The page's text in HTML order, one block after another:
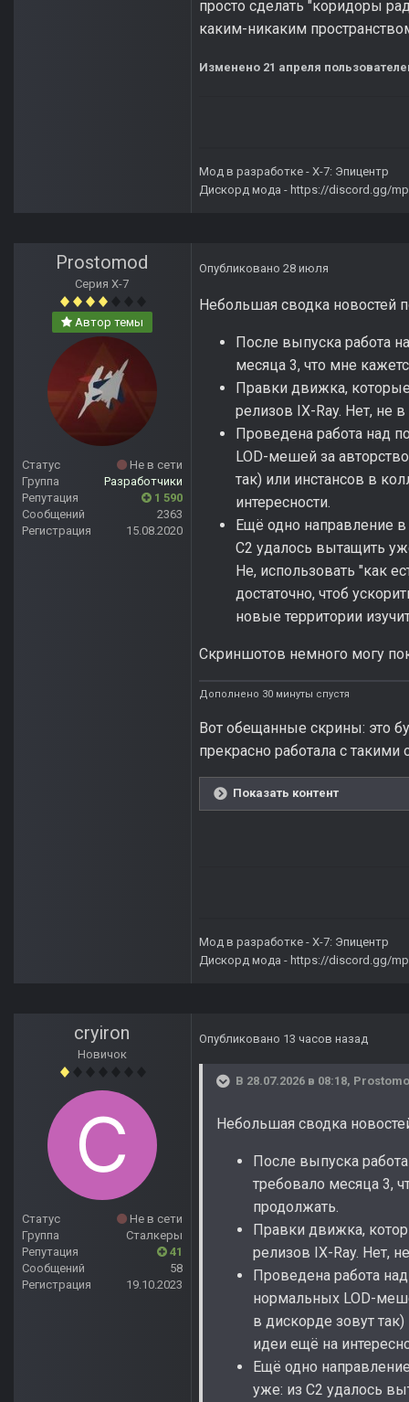
просто сделать "коридоры
каким-никаким
Изменено 21 апреля
Мод в разработке - X-7: Эпицентр
Дискорд мода - https://discord.gg/
Prostomod
Серия Х-7
Автор темы
Статус
Не в сети
Группа
Разработчики
Репутация
1 590
Сообщений
2363
Регистрация
15.08.2020
Опубликовано 28 июля
Небольшая сводка новостей
После выпуска работа
месяца 3, что мне
Правки движка,
релизов IX-Ray. Нет, не в
Проведена работа над
LOD-мешей за
так) или инстансов в
интересности.
Ещё одно направление в
С2 удалось вытащить
Не, использовать "как
достаточно, чтоб
новые территории
Скриншотов немного могу
Дополнено 30 минуты спустя
Вот обещанные скрины: это
прекрасно работала с такими
Показать контент
Мод в разработке - X-7: Эпицентр
Дискорд мода - https://discord.gg/
cryiron
Новичок
Статус
Не в сети
Группа
Сталкеры
Репутация
41
Сообщений
58
Регистрация
19.10.2023
Опубликовано 13 часов назад
В 28.07.2026 в 08:18,
Небольшая сводка
После выпуска
требовало месяца 3,
продолжать.
Правки движка,
релизов IX-Ray. Нет,
Проведена работа
нормальных LOD-
в дискорде зовут
идеи ещё на
Ещё одно
уже: из С2 удалось